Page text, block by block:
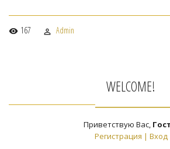
167 Admin
WELCOME!
Приветствую Вас,
Регистрация | Вход